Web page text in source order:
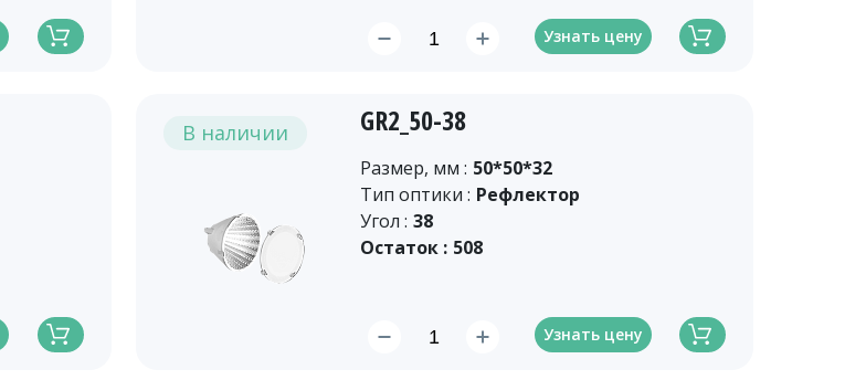
Узнать цену
В наличии GR2_50-38
Размер, мм : 50*50*32
Тип оптики : Рефлектор
Угол : 38
Остаток : 508
Узнать цену